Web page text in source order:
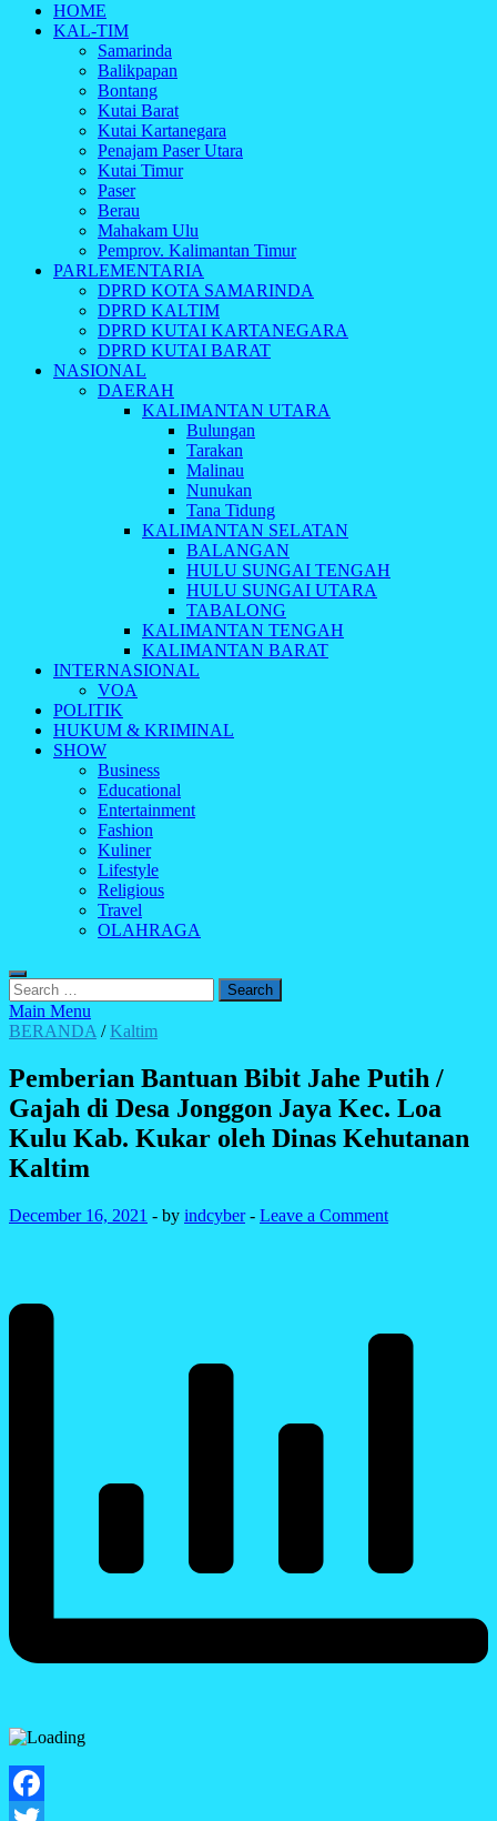
Indonesia Cyber
Media Cetak, Online & Streaming
HOME
KAL-TIM
Samarinda
Balikpapan
Bontang
Kutai Barat
Kutai Kartanegara
Penajam Paser Utara
Kutai Timur
Paser
Berau
Mahakam Ulu
Pemprov. Kalimantan Timur
PARLEMENTARIA
DPRD KOTA SAMARINDA
DPRD KALTIM
DPRD KUTAI KARTANEGARA
DPRD KUTAI BARAT
NASIONAL
DAERAH
KALIMANTAN UTARA
Bulungan
Tarakan
Malinau
Nunukan
Tana Tidung
KALIMANTAN SELATAN
BALANGAN
HULU SUNGAI TENGAH
HULU SUNGAI UTARA
TABALONG
KALIMANTAN TENGAH
KALIMANTAN BARAT
INTERNASIONAL
VOA
POLITIK
HUKUM & KRIMINAL
SHOW
Business
Educational
Entertainment
Fashion
Kuliner
Lifestyle
Religious
Travel
OLAHRAGA
Search
for:
Main Menu
BERANDA /Kaltim
Pemberian Bantuan Bibit Jahe Putih /
Gajah di Desa Jonggon Jaya Kec. Loa
Kulu Kab. Kukar oleh Dinas Kehutanan
Kaltim
December 16, 2021 - by indcyber- Leave a Comment